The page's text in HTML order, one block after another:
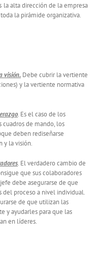
la alta dirección de la empresa
la pirámide organizativa.
visión. Debe cubrir la vertiente
y la vertiente normativa
. Es el caso de los
cuadros de mando, los
deben rediseñarse
y la visión.
. El verdadero cambio de
que sus colaboradores
debe asegurarse de que
del proceso a nivel individual.
de que utilizan las
y ayudarles para que las
en líderes.